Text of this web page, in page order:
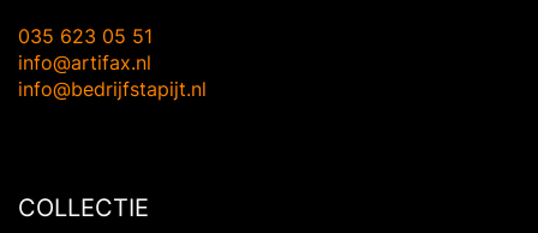
035 623 05 51
info@artifax.nl
info@bedrijfstapijt.nl
COLLECTIE